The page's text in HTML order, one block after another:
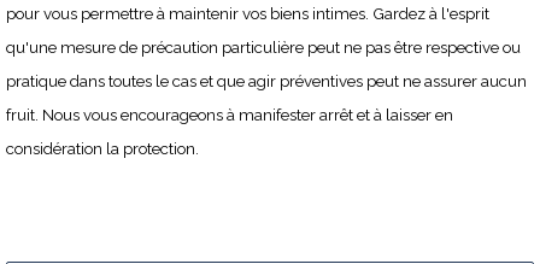
pour vous permettre à maintenir vos biens intimes. Gardez à l'esprit
qu'une mesure de précaution particulière peut ne pas être respective ou
pratique dans toutes le cas et que agir préventives peut ne assurer aucun
fruit. Nous vous encourageons à manifester arrêt et à laisser en
considération la protection.